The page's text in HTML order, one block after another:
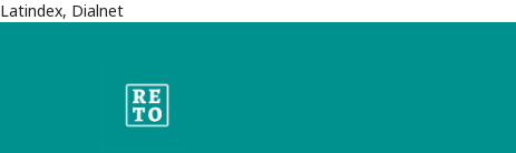
Latindex, Dialnet